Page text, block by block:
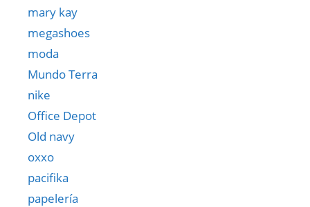
mary kay
megashoes
moda
Mundo Terra
nike
Office Depot
Old navy
oxxo
pacifika
papelería